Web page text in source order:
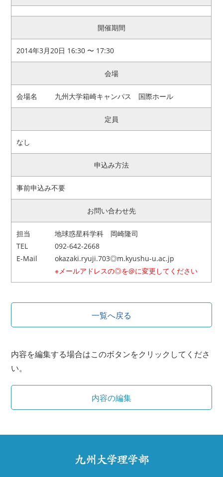
開催期間
2014年3月20日 16:30 〜 17:30
会場
会場名 九州大学箱崎キャンパス 国際ホール
定員
なし
申込み方法
事前申込み不要
お問い合わせ先
担当
地球惑星科学科 岡崎隆司
TEL
092-642-2668
E-Mail
okazaki.ryuji.703◎m.kyushu-u.ac.jp
※メールアドレスの◎を@に変更してください
一覧へ戻る
内容を編集する場合はこのボタンをクリックしてくださ
い。